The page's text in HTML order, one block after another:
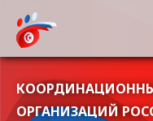
ОРГАНИЗАЦИЙ